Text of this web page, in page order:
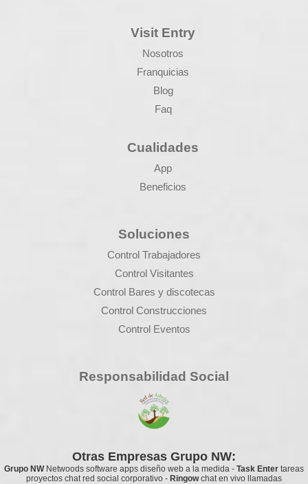
Visit Entry
Nosotros
Franquicias
Blog
Faq
Cualidades
App
Beneficios
Soluciones
Control Trabajadores
Control Visitantes
Control Bares y discotecas
Control Construcciones
Control Eventos
Responsabilidad Social
Otras Empresas Grupo NW:
Grupo NW Netwoods software apps diseño web a la medida - Task Enter tareas
proyectos chat red social corporativo - Ringowchat en vivo llamadas